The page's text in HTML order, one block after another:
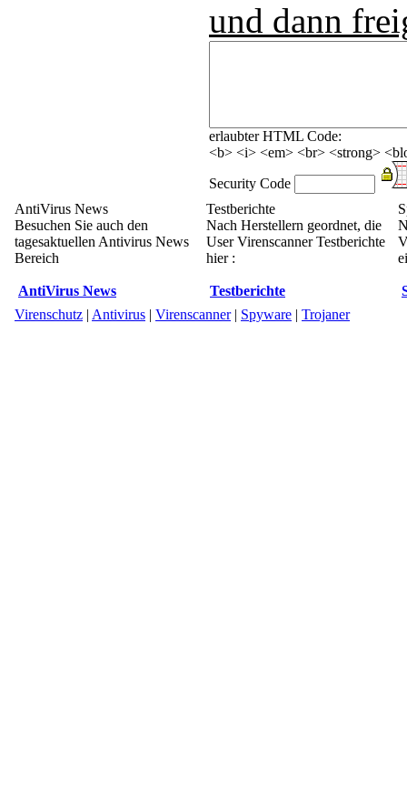
und dann
erlaubter HTML Code:
<b> <i> <em> <br> <strong>
Security Code
AntiVirus News
Besuchen Sie auch den
tagesaktuellen Antivirus News
Bereich
AntiVirus News
Testberichte
Nach Herstellern geordnet, die
User Virenscanner Testberichte
hier :
Testberichte
Virenschutz | Antivirus | Virenscanner| Spyware | Trojaner